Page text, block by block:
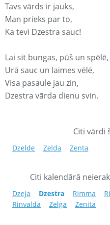
Tavs vārds ir jauks,
Man prieks par to,
Ka tevi Dzestra sauc!
Lai sit bungas, pūš un spēlē,
Urā sauc un laimes vēlē,
Visa pasaule jau zin,
Dzestra vārda dienu svin.
Citi vārdi
Dzelde Zelda Zenta
Citi kalendārā
Dzeja Dzestra Rimma
Rinvalda
Zelga Zenita